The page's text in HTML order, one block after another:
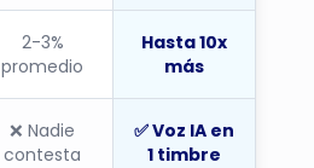
2-3%
promedio
Hasta 10x
más
❌ Nadie
contesta
✅ Voz IA en
1 timbre